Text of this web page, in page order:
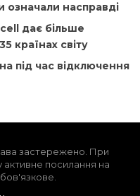
означали насправді
дає більше
країнах світу
під час відключення
застережено. При
активне посилання на